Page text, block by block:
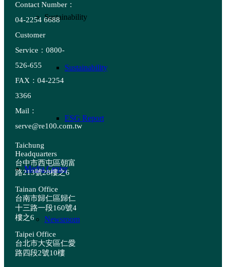
Sustainability
Sustainability
ESG Report
Media Center
Newsroom
Contact Number：
04-2254 6688
Customer
Service：0800-
526-655
FAX：04-2254
3366
Mail：
serve@re100.com.tw
Taichung
Headquarters
台中市西屯區朝富
路213號28樓之6
Tainan Office
台南市歸仁區歸仁
十三路一段160號4
樓之6
Taipei Office
台北市大安區仁愛
路四段2號10樓